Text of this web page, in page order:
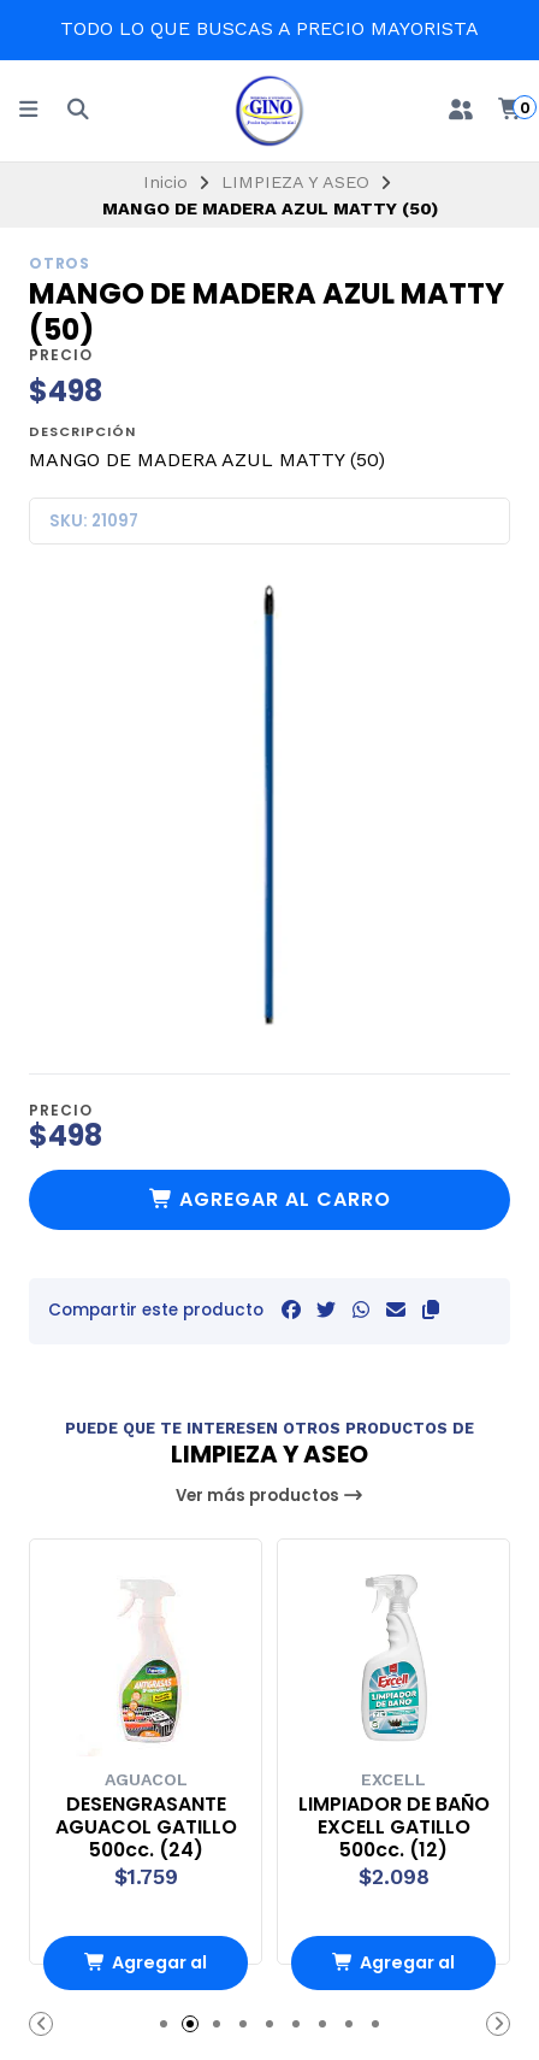
TODO LO QUE BUSCAS A PRECIO MAYORISTA
0
Inicio
LIMPIEZA Y ASEO
MANGO DE MADERA AZUL MATTY (50)
OTROS
MANGO DE MADERA AZUL MATTY
(50)
PRECIO
$498
DESCRIPCIÓN
MANGO DE MADERA AZUL MATTY (50)
SKU: 21097
PRECIO
$498
AGREGAR AL CARRO
Compartir este producto
PUEDE QUE TE INTERESEN OTROS PRODUCTOS DE
LIMPIEZA Y ASEO
Ver más productos
AGUACOL
DESENGRASANTE
AGUACOL GATILLO
500cc. (24)
$1.759
Agregar al
Carro
EXCELL
LIMPIADOR DE BAÑO
EXCELL GATILLO
500cc. (12)
$2.098
Agregar al
Carro